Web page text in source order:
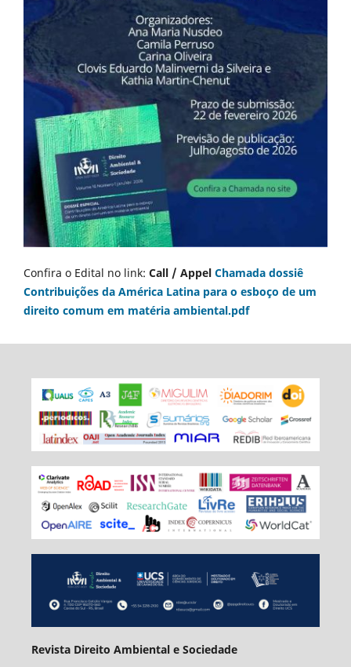
Confira o Edital no link: Call / Appel Chamada dossiê
Contribuições da América Latina para o esboço de um
direito comum em matéria ambiental.pdf
Revista Direito Ambiental e Sociedade